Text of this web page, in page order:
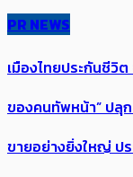
PR NEWS
เมืองไทยประกันชีวิ
ของคนทัพหน้า” ปลุ
ขายอย่างยิ่งใหญ่ ป